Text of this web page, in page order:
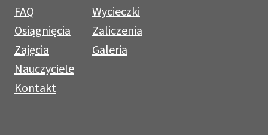
FAQ
Osiągnięcia
Zajęcia
Nauczyciele
Kontakt
Wycieczki
Zaliczenia
Galeria